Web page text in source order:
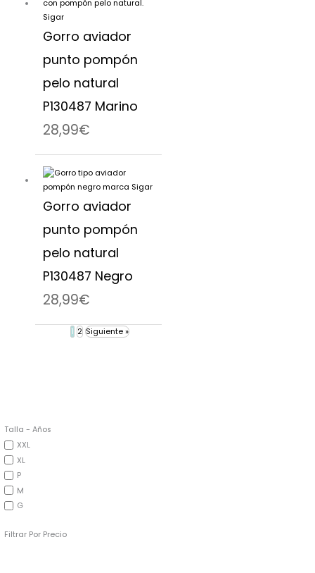
Talla - Años
XXL
XL
P
M
G
Filtrar Por Precio
Gorro aviador
punto pompón
pelo natural
P130487 Marino
28,99€
Gorro aviador
punto pompón
pelo natural
P130487 Negro
28,99€
1 2 Siguiente »